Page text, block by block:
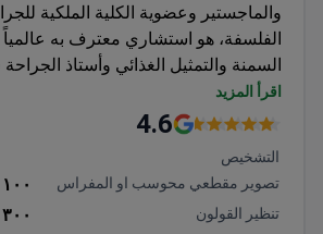
والماجستير وعضوية الكلية الملكية
الفلسفة، هو استشاري معترف به
السمنة والتمثيل الغذائي وأستاذ
وهي نهج عالي الدقة لتكميم المعدة مع
جامعة كيس ويسترن ريزيرف وجامعة
المتحدة الأمريكية) وعضو في الكلية
اقرأ المزيد
4.6
التشخيص
تصوير مقطعي محوسب او المفراس
١٠٠ US$ -
تنظير القولون ٣٠٠ US$ -